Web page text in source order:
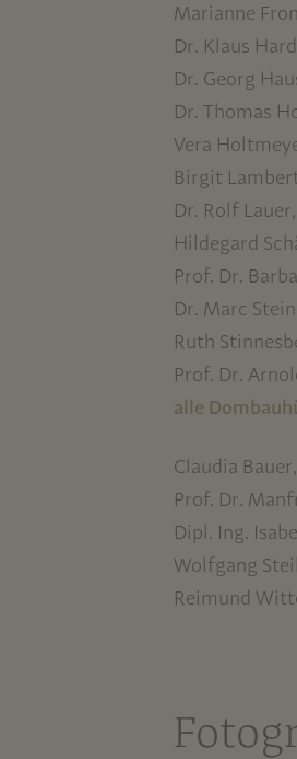
Marianne
Dr. Klaus
Dr. Georg
Dr. Thomas
Vera
Birgit
Dr. Rolf
Hildegard
Prof. Dr.
Dr. Marc
Ruth
Prof. Dr.
alle
Claudia
Prof. Dr.
Dipl. Ing.
Wolfgang
Reimund